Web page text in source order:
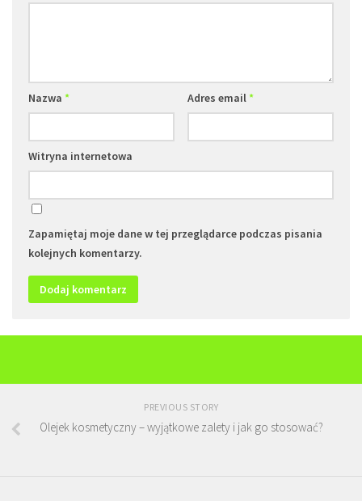
Nazwa * Adres email*
Witryna internetowa
Zapamiętaj moje dane w tej przeglądarce podczas pisania
kolejnych komentarzy.
PREVIOUS STORY
Olejek kosmetyczny – wyjątkowe zalety i jak go stosować?